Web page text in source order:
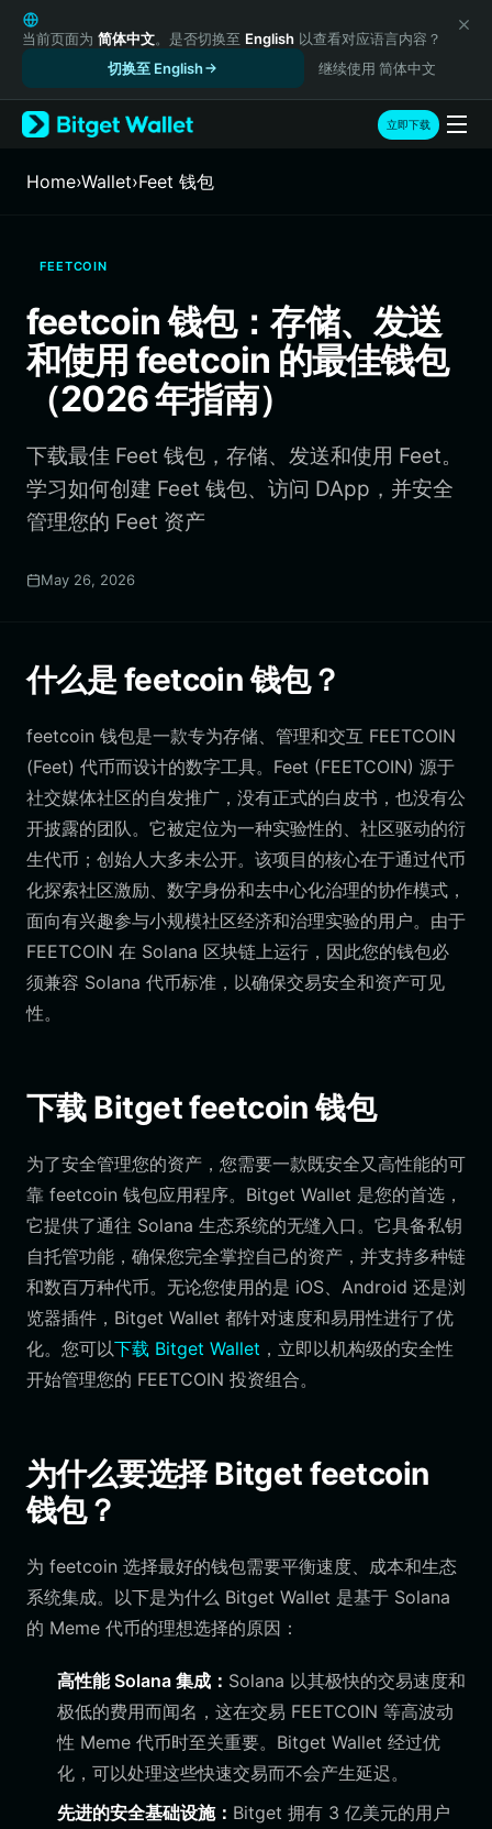
English
日本語
Русский
Español (Latinoamérica)
Türkçe
Italiano
繁體中文
Português (Portugal)
Bahasa Indonesia
ภาษาไทย
Português (Brasil)
Español (Argentina)
当前页面为 简体中文。是否切换至 English 以查看对应语言内容？
切换至 English
继续使用 简体中文
立即下载
Home›Wallet›Feet 钱包
FEETCOIN
feetcoin 钱包：存储、发送
和使用 feetcoin 的最佳钱包
（2026 年指南）
下载最佳 Feet 钱包，存储、发送和使用 Feet。
学习如何创建 Feet 钱包、访问 DApp，并安全
管理您的 Feet 资产
May 26, 2026
什么是 feetcoin 钱包？
feetcoin 钱包是一款专为存储、管理和交互 FEETCOIN
(Feet) 代币而设计的数字工具。Feet (FEETCOIN) 源于
社交媒体社区的自发推广，没有正式的白皮书，也没有公
开披露的团队。它被定位为一种实验性的、社区驱动的衍
生代币；创始人大多未公开。该项目的核心在于通过代币
化探索社区激励、数字身份和去中心化治理的协作模式，
面向有兴趣参与小规模社区经济和治理实验的用户。由于
FEETCOIN 在 Solana 区块链上运行，因此您的钱包必
须兼容 Solana 代币标准，以确保交易安全和资产可见
性。
下载 Bitget feetcoin 钱包
为了安全管理您的资产，您需要一款既安全又高性能的可
靠 feetcoin 钱包应用程序。Bitget Wallet 是您的首选，
它提供了通往 Solana 生态系统的无缝入口。它具备私钥
自托管功能，确保您完全掌控自己的资产，并支持多种链
和数百万种代币。无论您使用的是 iOS、Android 还是浏
览器插件，Bitget Wallet 都针对速度和易用性进行了优
化。您可以下载 Bitget Wallet ，立即以机构级的安全性
开始管理您的 FEETCOIN 投资组合。
为什么要选择 Bitget feetcoin
钱包？
为 feetcoin 选择最好的钱包需要平衡速度、成本和生态
系统集成。以下是为什么 Bitget Wallet 是基于 Solana
的 Meme 代币的理想选择的原因：
高性能 Solana 集成： Solana 以其极快的交易速度和
极低的费用而闻名，这在交易 FEETCOIN 等高波动
性 Meme 代币时至关重要。Bitget Wallet 经过优
化，可以处理这些快速交易而不会产生延迟。
先进的安全基础设施： Bitget 拥有 3 亿美元的用户